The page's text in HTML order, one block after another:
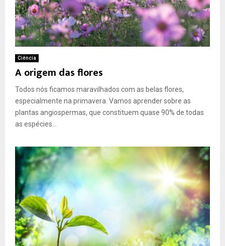
Ciência
A origem das flores
Todos nós ficamos maravilhados com as belas flores,
especialmente na primavera. Vamos aprender sobre as
plantas angiospermas, que constituem quase 90% de todas
as espécies...